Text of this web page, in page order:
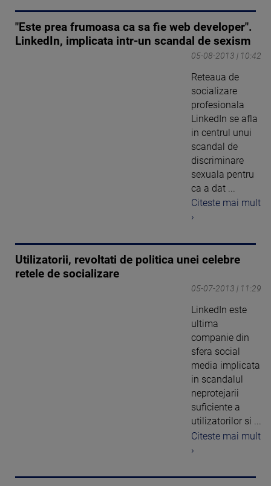
"Este prea frumoasa ca sa fie web developer".
LinkedIn, implicata intr-un scandal de sexism
05-08-2013 | 10:42
Reteaua de
socializare
profesionala
LinkedIn se afla
in centrul unui
scandal de
discriminare
sexuala pentru
ca a dat ...
Citeste mai mult
›
Utilizatorii, revoltati de politica unei celebre
retele de socializare
05-07-2013 | 11:29
LinkedIn este
ultima
companie din
sfera social
media implicata
in scandalul
neprotejarii
suficiente a
utilizatorilor si ...
Citeste mai mult
›